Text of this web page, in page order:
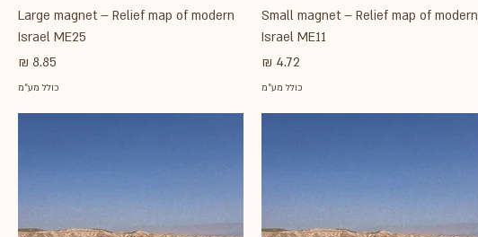
Small magnet – Relief map of modern
Israel ME11
מחיר
כולל מע״מ
Large magnet – Relief map of modern
Israel ME25
מחיר
כולל מע״מ